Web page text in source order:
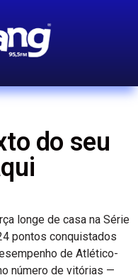
do seu
longe de casa na Série
pontos conquistados
de Atlético-
número de vitórias —